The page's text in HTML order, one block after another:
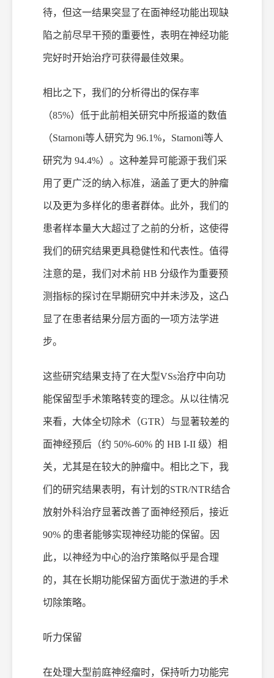
待，但这一结果突显了在面神经功能出现缺
陷之前尽早干预的重要性，表明在神经功能
完好时开始治疗可获得最佳效果。
相比之下，我们的分析得出的保存率
（85%）低于此前相关研究中所报道的数值
（Starnoni等人研究为 96.1%，Starnoni等人
研究为 94.4%）。这种差异可能源于我们采
用了更广泛的纳入标准，涵盖了更大的肿瘤
以及更为多样化的患者群体。此外，我们的
患者样本量大大超过了之前的分析，这使得
我们的研究结果更具稳健性和代表性。值得
注意的是，我们对术前 HB 分级作为重要预
测指标的探讨在早期研究中并未涉及，这凸
显了在患者结果分层方面的一项方法学进
步。
这些研究结果支持了在大型VSs治疗中向功
能保留型手术策略转变的理念。从以往情况
来看， 大体全切除术（GTR）与显著较差的
面神经预后（约 50%-60% 的 HB I-II 级）相
关，尤其是在较大的肿瘤中。相比之下，我
们的研究结果表明，有计划的STR/NTR结合
放射外科治疗显著改善了面神经预后，接近
90% 的患者能够实现神经功能的保留。因
此，以神经为中心的治疗策略似乎是合理
的，其在长期功能保留方面优于激进的手术
切除策略。
听力保留
在处理大型前庭神经瘤时，保持听力功能完